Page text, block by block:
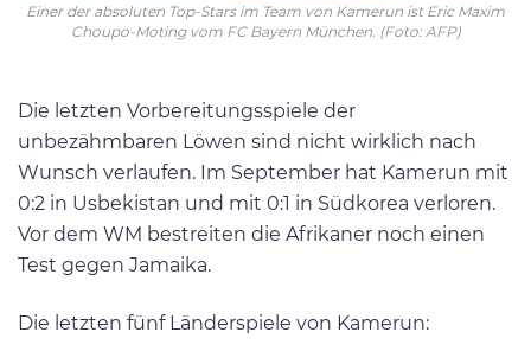
Einer der absoluten Top-Stars im Team von Kamerun ist Eric Maxim
Choupo-Moting vom FC Bayern München. (Foto: AFP)
Die letzten Vorbereitungsspiele der
unbezähmbaren Löwen sind nicht wirklich nach
Wunsch verlaufen. Im September hat Kamerun mit
0:2 in Usbekistan und mit 0:1 in Südkorea verloren.
Vor dem WM bestreiten die Afrikaner noch einen
Test gegen Jamaika.
Die letzten fünf Länderspiele von Kamerun: